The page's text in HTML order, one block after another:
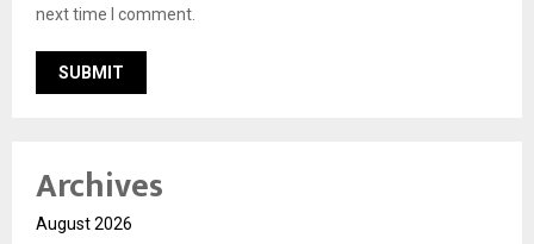
next time I comment.
Archives
August 2026